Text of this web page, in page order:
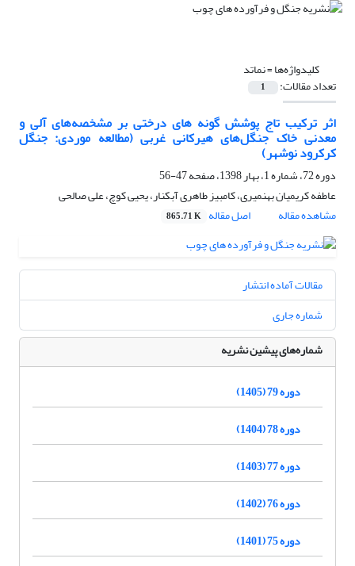
کلیدواژه‌ها =نماتد
تعداد مقالات: 1
اثر ترکیب تاج پوشش گونه های درختی بر مشخصه‌های آلی و
معدنی خاک جنگل‌های هیرکانی غربی (مطالعه موردی: جنگل
کرکرود نوشهر)
دوره 72، شماره 1، بهار 1398، صفحه
47-56
عاطفه کریمیان بهنمیری، کامبیز طاهری آبکنار، یحیی کوچ، علی صالحی
مشاهده مقاله
اصل مقاله 865.71 K
مقالات آماده انتشار
شماره جاری
شماره‌های پیشین نشریه
دوره 79 (1405)
دوره 78 (1404)
دوره 77 (1403)
دوره 76 (1402)
دوره 75 (1401)